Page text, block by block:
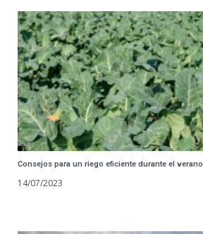
Consejos para un riego eficiente durante el verano
14/07/2023